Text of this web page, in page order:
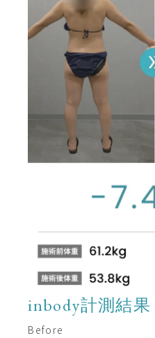
inbody計測結果
Before